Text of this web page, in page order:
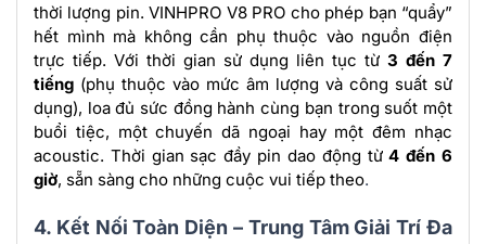
thời lượng pin. VINHPRO V8 PRO cho phép bạn “quẩy”
hết mình mà không cần phụ thuộc vào nguồn điện
trực tiếp. Với thời gian sử dụng liên tục từ 3 đến 7
tiếng (phụ thuộc vào mức âm lượng và công suất sử
dụng), loa đủ sức đồng hành cùng bạn trong suốt một
buổi tiệc, một chuyến dã ngoại hay một đêm nhạc
acoustic. Thời gian sạc đầy pin dao động từ4 đến 6
giờ, sẵn sàng cho những cuộc vui tiếp theo.
4. Kết Nối Toàn Diện – Trung Tâm Giải Trí Đa